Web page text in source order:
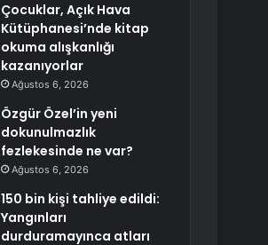
Çocuklar, Açık Hava
Kütüphanesi’nde kitap
okuma alışkanlığı
kazanıyorlar
Ağustos 6, 2026
Özgür Özel’in yeni
dokunulmazlık
fezlekesinde ne var?
Ağustos 6, 2026
150 bin kişi tahliye edildi:
Yangınları
durduramayınca atları